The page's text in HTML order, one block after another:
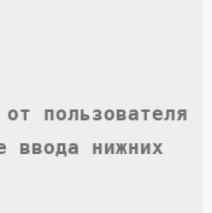
пользователя
ввода нижних